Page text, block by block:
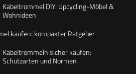
Kabeltrommel DIY: Upcycling-Möbel &
Wohnideen
kaufen: kompakter Ratgeber
Kabeltrommeln sicher kaufen:
Schutzarten und Normen